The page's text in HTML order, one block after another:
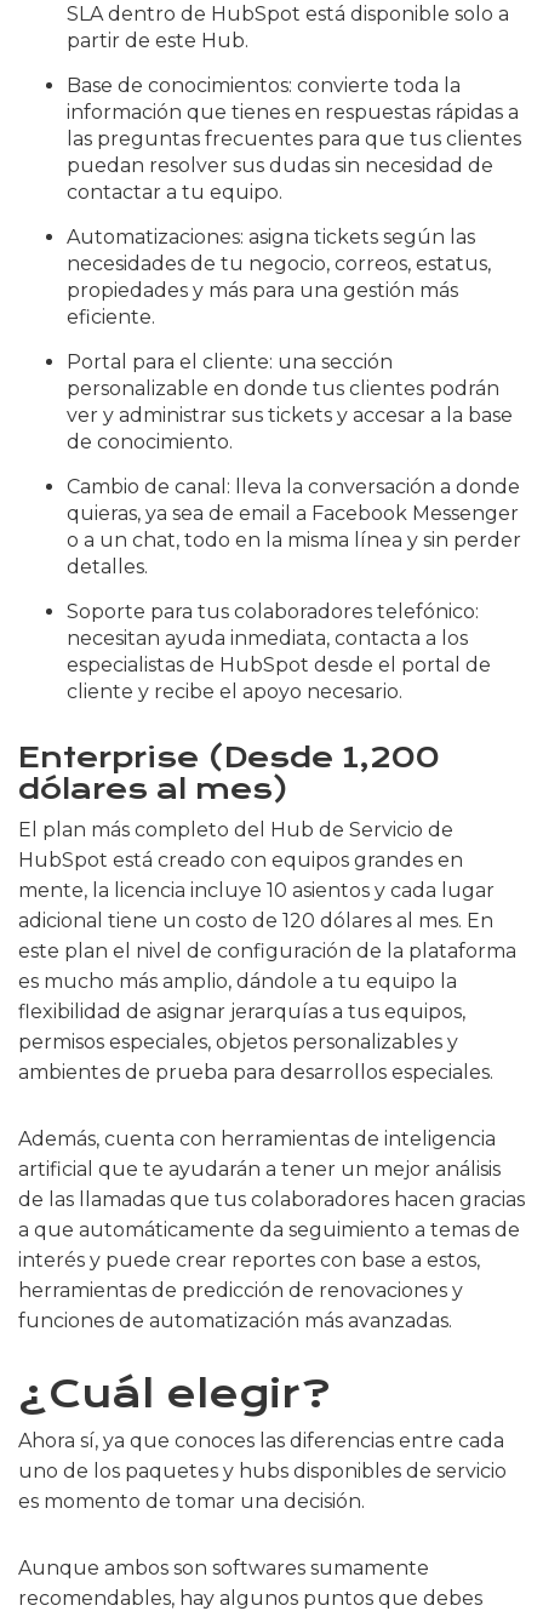
SLA dentro de HubSpot está disponible solo a
partir de este Hub.
Base de conocimientos: convierte toda la
información que tienes en respuestas rápidas a
las preguntas frecuentes para que tus clientes
puedan resolver sus dudas sin necesidad de
contactar a tu equipo.
Automatizaciones: asigna tickets según las
necesidades de tu negocio, correos, estatus,
propiedades y más para una gestión más
eficiente.
Portal para el cliente: una sección
personalizable en donde tus clientes podrán
ver y administrar sus tickets y accesar a la base
de conocimiento.
Cambio de canal: lleva la conversación a donde
quieras, ya sea de email a Facebook Messenger
o a un chat, todo en la misma línea y sin perder
detalles.
Soporte para tus colaboradores telefónico:
necesitan ayuda inmediata, contacta a los
especialistas de HubSpot desde el portal de
cliente y recibe el apoyo necesario.
Enterprise (Desde 1,200
dólares al mes)
El plan más completo del Hub de Servicio de
HubSpot está creado con equipos grandes en
mente, la licencia incluye 10 asientos y cada lugar
adicional tiene un costo de 120 dólares al mes. En
este plan el nivel de configuración de la plataforma
es mucho más amplio, dándole a tu equipo la
flexibilidad de asignar jerarquías a tus equipos,
permisos especiales, objetos personalizables y
ambientes de prueba para desarrollos especiales.
Además, cuenta con herramientas de inteligencia
artificial que te ayudarán a tener un mejor análisis
de las llamadas que tus colaboradores hacen gracias
a que automáticamente da seguimiento a temas de
interés y puede crear reportes con base a estos,
herramientas de predicción de renovaciones y
funciones de automatización más avanzadas.
¿Cuál elegir?
Ahora sí, ya que conoces las diferencias entre cada
uno de los paquetes y hubs disponibles de servicio
es momento de tomar una decisión.
Aunque ambos son softwares sumamente
recomendables, hay algunos puntos que debes